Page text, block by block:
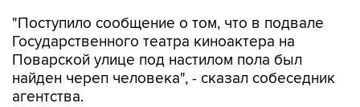
"Поступило сообщение о том, что в подвале
Государственного театра киноактера на
Поварской улице под настилом пола был
найден череп человека", - сказал собеседник
агентства.